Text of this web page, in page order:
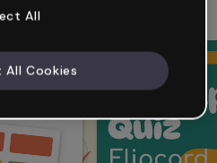
All
Cookies